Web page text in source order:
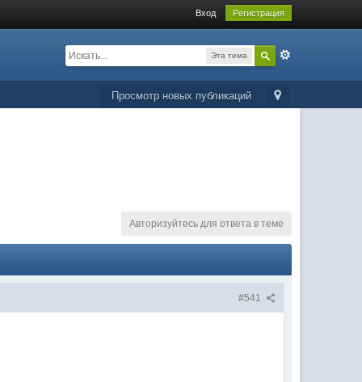
Вход Регистрация
Эта тема
Просмотр новых публикаций
Авторизуйтесь для ответа в теме
#541